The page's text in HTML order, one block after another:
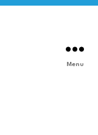
Menu